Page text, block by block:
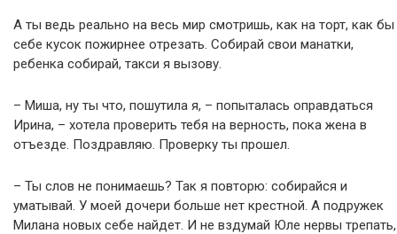
А ты ведь реально на весь мир смотришь, как на торт, как бы
себе кусок пожирнее отрезать. Собирай свои манатки,
ребенка собирай, такси я вызову.
– Миша, ну ты что, пошутила я, – попыталась оправдаться
Ирина, – хотела проверить тебя на верность, пока жена в
отъезде. Поздравляю. Проверку ты прошел.
– Ты слов не понимаешь? Так я повторю: собирайся и
уматывай. У моей дочери больше нет крестной. А подружек
Милана новых себе найдет. И не вздумай Юле нервы трепать,